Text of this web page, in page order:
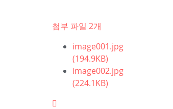
첨부 파일 2개
image001.jpg
(194.9KB)
image002.jpg
(224.1KB)